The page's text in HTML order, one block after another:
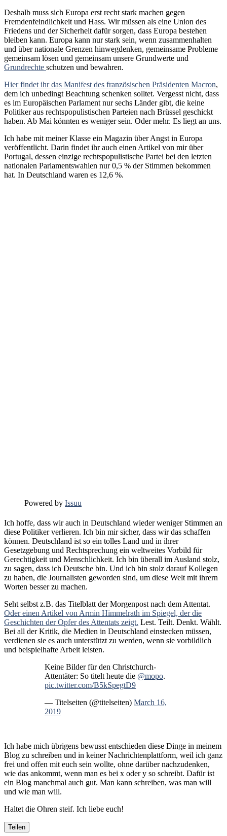
Deshalb muss sich Europa erst recht stark machen gegen
Fremdenfeindlichkeit und Hass. Wir müssen als eine Union des
Friedens und der Sicherheit dafür sorgen, dass Europa bestehen
bleiben kann. Europa kann nur stark sein, wenn zusammenhalten
und über nationale Grenzen hinwegdenken, gemeinsame Probleme
gemeinsam lösen und gemeinsam unsere Grundwerte und
Grundrechte schutzen und bewahren.
Hier findet ihr das Manifest des französischen Präsidenten Macron,
dem ich unbedingt Beachtung schenken solltet. Vergesst nicht, dass
es im Europäischen Parlament nur sechs Länder gibt, die keine
Politiker aus rechtspopulistischen Parteien nach Brüssel geschickt
haben. Ab Mai könnten es weniger sein. Oder mehr. Es liegt an uns.
Ich habe mit meiner Klasse ein Magazin über Angst in Europa
veröffentlicht. Darin findet ihr auch einen Artikel von mir über
Portugal, dessen einzige rechtspopulistische Partei bei den letzten
nationalen Parlamentswahlen nur 0,5 % der Stimmen bekommen
hat. In Deutschland waren es 12,6 %.
Powered by Issuu
Ich hoffe, dass wir auch in Deutschland wieder weniger Stimmen an
diese Politiker verlieren. Ich bin mir sicher, dass wir das schaffen
können. Deutschland ist so ein tolles Land und in ihrer
Gesetzgebung und Rechtsprechung ein weltweites Vorbild für
Gerechtigkeit und Menschlichkeit. Ich bin überall im Ausland stolz,
zu sagen, dass ich Deutsche bin. Und ich bin stolz darauf Kollegen
zu haben, die Journalisten geworden sind, um diese Welt mit ihrern
Worten besser zu machen.
Seht selbst z.B. das Titelblatt der Morgenpost nach dem Attentat.
Oder einen Artikel von Armin Himmelrath im Spiegel, der die
Geschichten der Opfer des Attentats zeigt. Lest. Teilt. Denkt. Wählt.
Bei all der Kritik, die Medien in Deutschland einstecken müssen,
verdienen sie es auch unterstützt zu werden, wenn sie vorbildlich
und beispielhafte Arbeit leisten.
Keine Bilder für den Christchurch-
Attentäter: So titelt heute die @mopo.
pic.twitter.com/B5kSpegtD9
— Titelseiten (@titelseiten) March 16,
2019
Ich habe mich übrigens bewusst entschieden diese Dinge in meinem
Blog zu schreiben und in keiner Nachrichtenplattform, weil ich ganz
frei und offen mit euch sein wollte, ohne darüber nachzudenken,
wie das ankommt, wenn man es bei x oder y so schreibt. Dafür ist
ein Blog manchmal auch gut. Man kann schreiben, was man will
und wie man will.
Haltet die Ohren steif. Ich liebe euch!
Teilen